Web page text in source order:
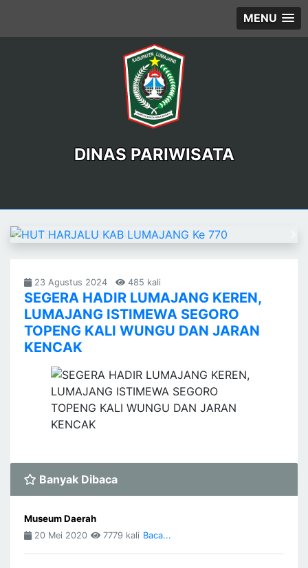
MENU
DINAS PARIWISATA
Previous
23 Agustus 2024 485 kali
SEGERA HADIR LUMAJANG KEREN,
LUMAJANG ISTIMEWA SEGORO
TOPENG KALI WUNGU DAN JARAN
KENCAK
Banyak Dibaca
Museum Daerah
20 Mei 2020 7779 kali Baca...